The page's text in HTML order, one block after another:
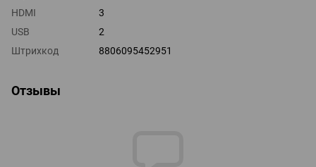
HDMI
3
USB
2
Штрихкод
8806095452951
Отзывы